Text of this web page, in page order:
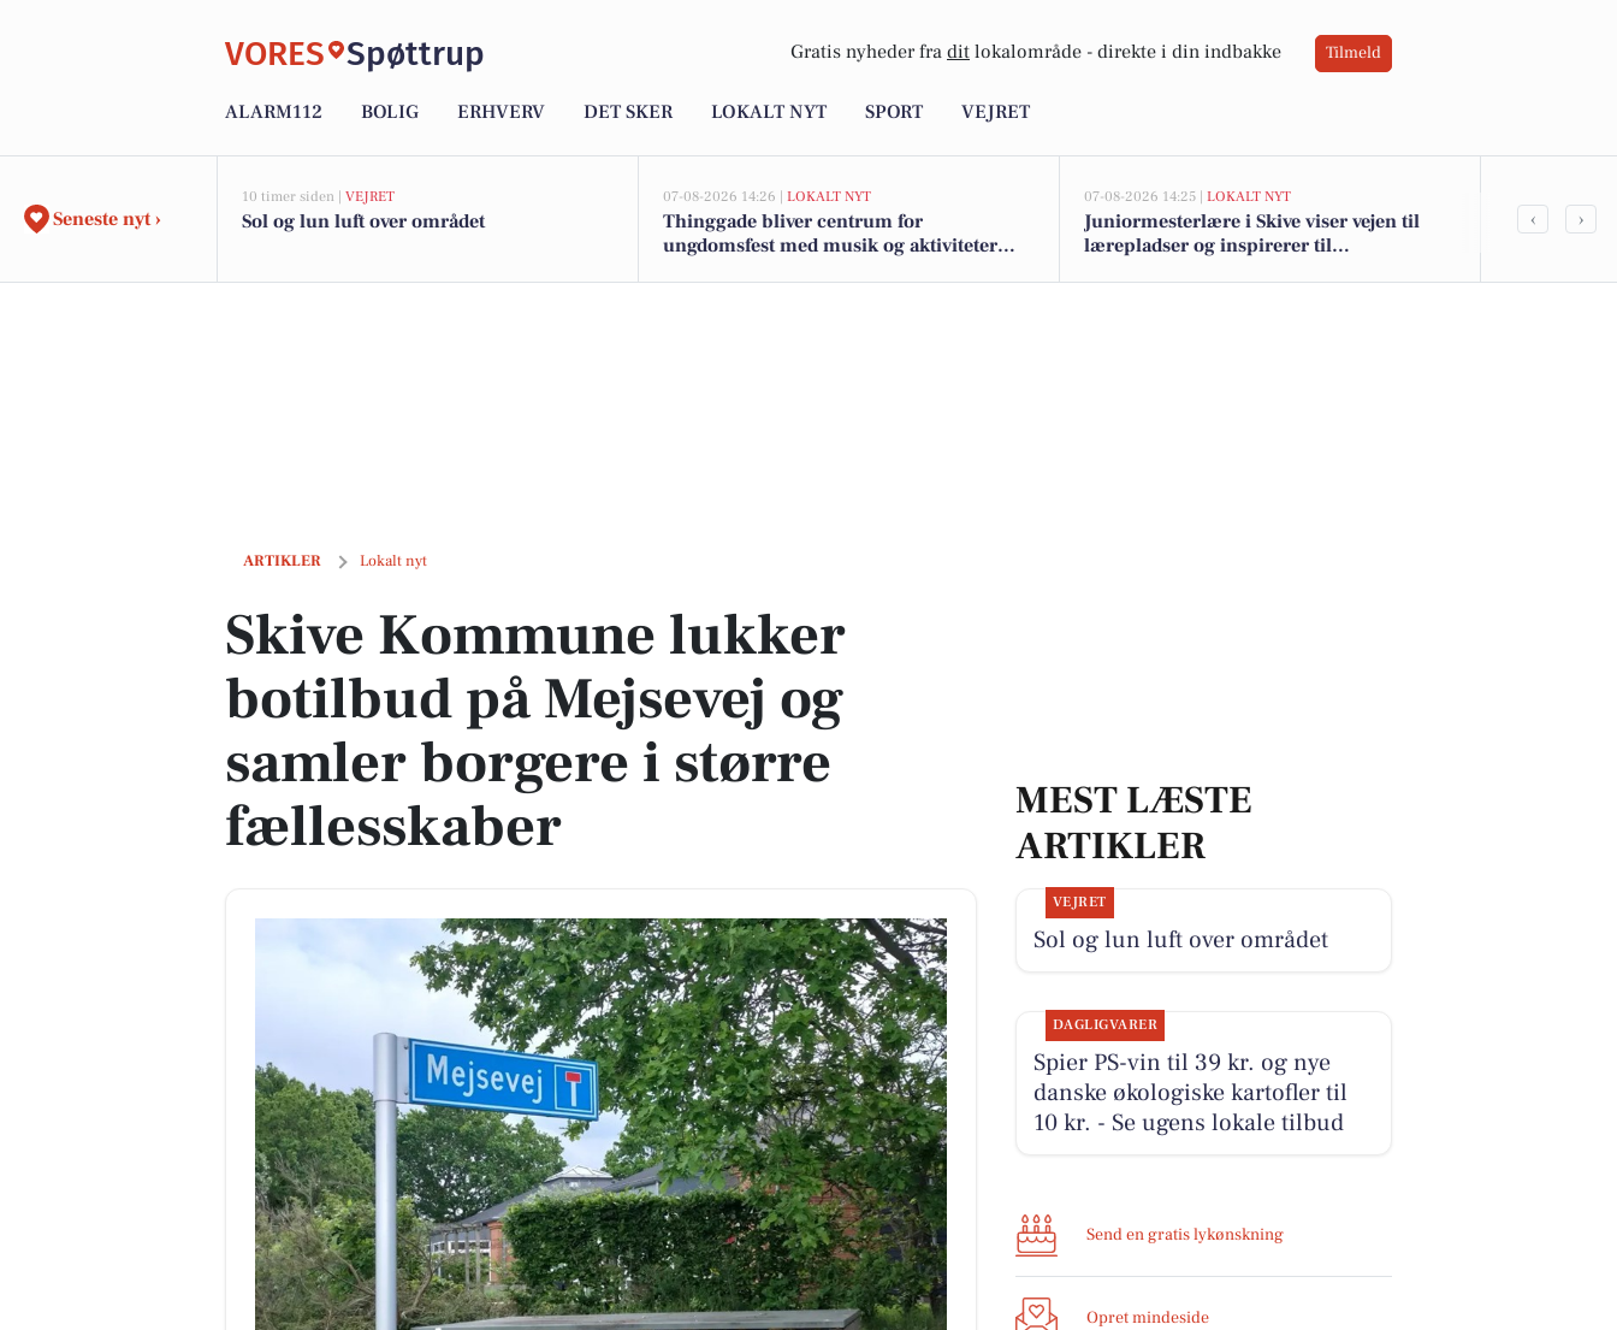
VORES Spøttrup Gratis nyheder fra dit lokalområde - direkte i din indbakke Tilmeld
ALARM112 BOLIG ERHVERV DET SKER LOKALT NYT SPORT VEJRET
Seneste nyt ›
10 timer siden | VEJRET
Sol og lun luft over området
07-08-2026 14:26 | LOKALT NYT
Thinggade bliver centrum for
ungdomsfest med musik og aktiviteter
07-08-2026 14:25 | LOKALT NYT
Juniormesterlære i Skive viser vejen til
lærepladser og inspirerer til
Skive
‹ ›
ARTIKLER Lokalt nyt
Skive Kommune lukker botilbud på Mejsevej og samler borgere i større fællesskaber
Skive Kommune lukker
botilbud på Mejsevej og
samler borgere i større
fællesskaber
MEST LÆSTE
ARTIKLER
VEJRET
Sol og lun luft over området
DAGLIGVARER
Spier PS-vin til 39 kr. og nye
danske økologiske kartofler til
10 kr. - Se ugens lokale tilbud
Send en gratis lykønskning
Opret mindeside